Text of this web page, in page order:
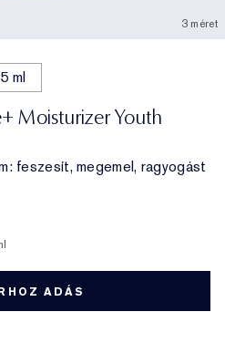
3 méret
ml
Moisturizer Youth
feszesít, megemel, ragyogást
ADÁS